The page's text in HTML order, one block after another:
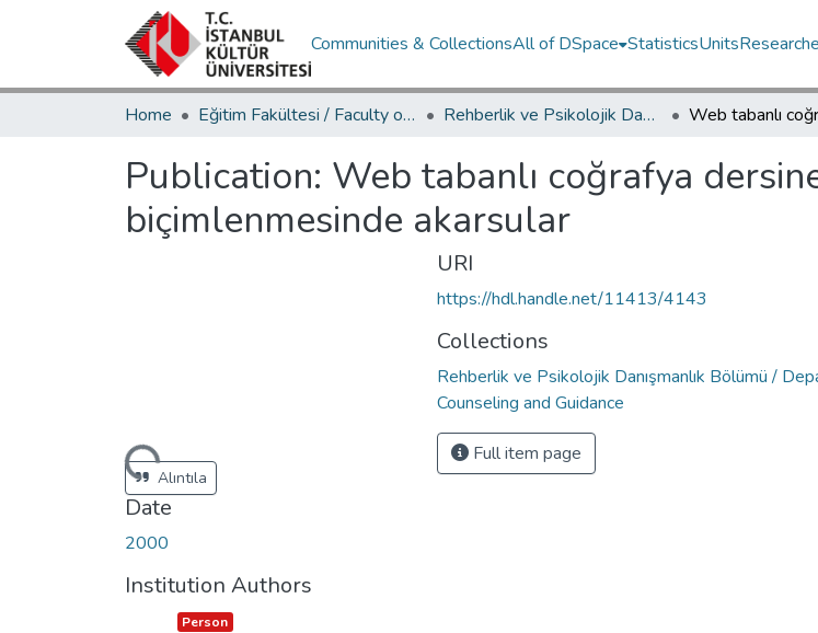
Communities & CollectionsAll of DSpace StatisticsUnits
Home Eğitim Fakültesi / Faculty of Education Rehberlik ve Psikolojik Danışmanlık Bölümü / Department of Psychological Counseling and Guidance
Publication: Web tabanlı coğrafya
biçimlenmesinde akarsular
Loading...Alıntıla
Date
2000
Institution Authors
Item type:
Person ,
URI
https://hdl.handle.net/11413/4143
Collections
Rehberlik ve Psikolojik Danışmanlık Bölümü /
Counseling and Guidance
Full item page